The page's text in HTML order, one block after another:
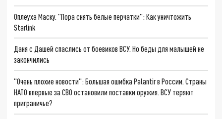
Оплеуха Маску. "Пора снять белые перчатки": Как уничтожить
Starlink
Даня с Дашей спаслись от боевиков ВСУ. Но беды для малышей не
закончились
"Очень плохие новости": Большая ошибка Palantir в России. Страны
НАТО впервые за СВО остановили поставки оружия. ВСУ теряют
приграничье?